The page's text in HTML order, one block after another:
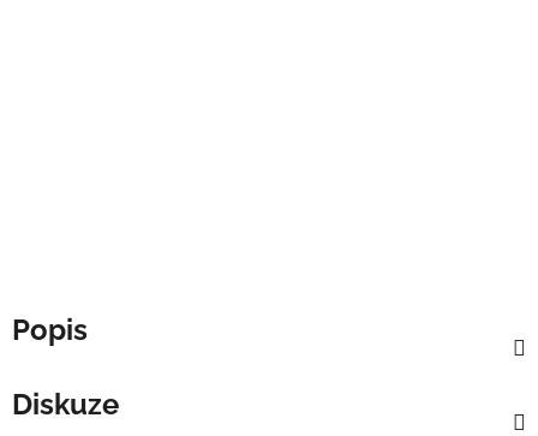
Popis
Diskuze